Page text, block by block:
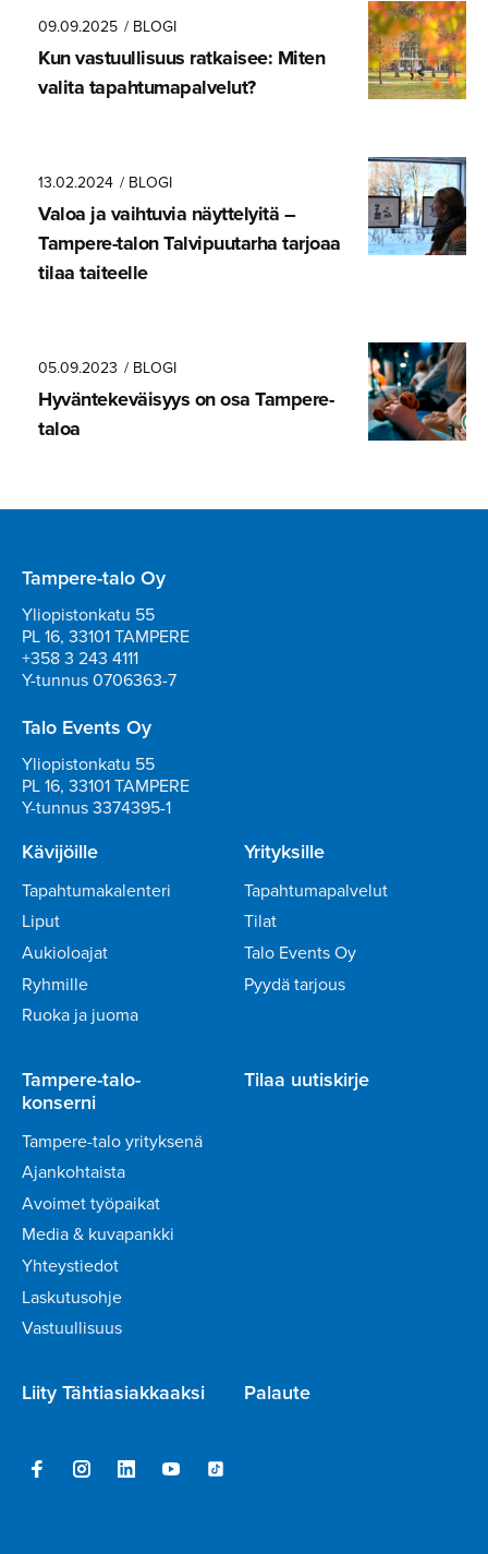
09.09.2025 / BLOGI
Kun vastuullisuus ratkaisee: Miten
valita tapahtuma­pal­velut?
13.02.2024 / BLOGI
Valoa ja vaihtuvia näyttelyitä –
Tampere-talon Talvipuu­tarha tarjoaa
tilaa taiteelle
05.09.2023 / BLOGI
Hyvänteke­väisyys on osa Tampere-
taloa
Tampere-talo Oy
Yliopistonkatu 55
PL 16, 33101 TAMPERE
+358 3 243 4111
Y-tunnus 0706363-7
Talo Events Oy
Yliopistonkatu 55
PL 16, 33101 TAMPERE
Y-tunnus 3374395-1
Kävijöille
Tapahtumakalenteri
Liput
Aukioloajat
Ryhmille
Ruoka ja juoma
Yrityksille
Tapahtumapalvelut
Tilat
Talo Events Oy
Pyydä tarjous
Tampere-talo-
konserni
Tampere-talo yrityksenä
Ajankohtaista
Avoimet työpaikat
Media & kuvapankki
Yhteystiedot
Laskutusohje
Vastuullisuus
Tilaa uutiskirje
Liity Tähtiasiakkaaksi Palaute